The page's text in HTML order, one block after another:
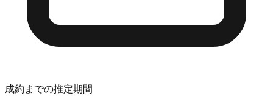
成約までの推定期間